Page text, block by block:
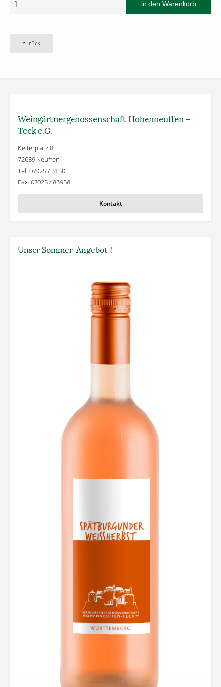
zurück
Weingärtner­genossenschaft Hohenneuffen –
Teck e.G.
Kelterplatz 8
72639 Neuffen
Tel: 07025 / 3150
Fax: 07025 / 83958
Kontakt
Unser Sommer-Angebot !!